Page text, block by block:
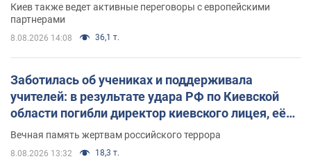
Киев также ведет активные переговоры с европейскими
партнерами
8.08.2026 14:08 36,1 т.
Заботилась об учениках и поддерживала
учителей: в результате удара РФ по Киевской
области погибли директор киевского лицея, её
муж и внук
Вечная память жертвам российского террора
8.08.2026 13:32 18,3 т.